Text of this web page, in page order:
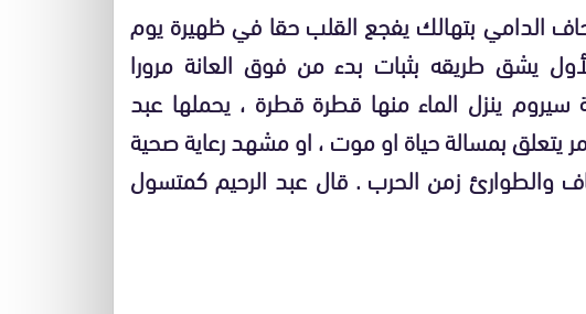
الدامي بتهالك يفجع القلب حقا في ظهيرة يوم
يشق طريقه بثبات بدء من فوق العانة مرورا
سيروم ينزل الماء منها قطرة قطرة ، يحملها عبد
يتعلق بمسالة حياة او موت ، او مشهدرعاية صحية
والطوارئ زمن الحرب . قال عبد الرحيم كمتسول